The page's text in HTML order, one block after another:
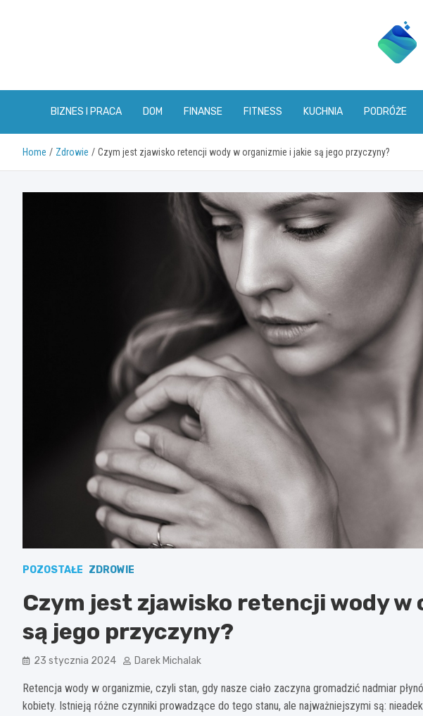
BIZNES I PRACA DOM FINANSE FITNESS KUCHNIA PODRÓŻE
Home Zdrowie Czym jest zjawisko retencji wody w organizmie i jakie są jego przyczyny?
POZOSTAŁE ZDROWIE
Czym jest zjawisko retencji wody w
są jego przyczyny?
23 stycznia 2024 Darek Michalak
Retencja wody w organizmie, czyli stan, gdy nasze ciało zaczyna gromadzić nadmiar
kobiety. Istnieją różne czynniki prowadzące do tego stanu, ale najważniejszymi są: